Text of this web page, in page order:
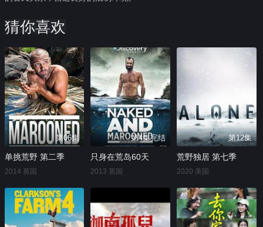
猜你喜欢
第06集
单挑荒野 第二季
2014 英国
第4集完结
只身在荒岛60天
2013 英国
第12集
荒野独居 第七季
2020 美国